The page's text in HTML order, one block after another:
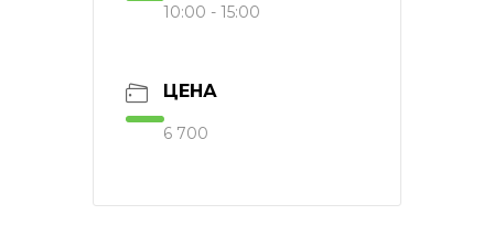
10:00 - 15:00
ЦЕНА
6 700